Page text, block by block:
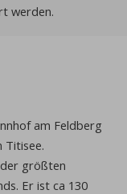
werden.
am Feldberg
Titisee.
größten
Er ist ca 130